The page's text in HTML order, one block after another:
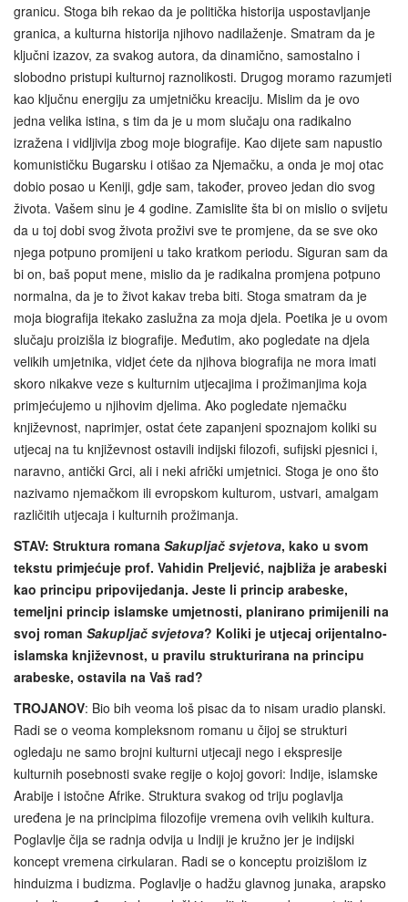
granicu. Stoga bih rekao da je politička historija uspostavljanje
granica, a kulturna historija njihovo nadilaženje. Smatram da je
ključni izazov, za svakog autora, da dinamično, samostalno i
slobodno pristupi kulturnoj raznolikosti. Drugog moramo razumjeti
kao ključnu energiju za umjetničku kreaciju. Mislim da je ovo
jedna velika istina, s tim da je u mom slučaju ona radikalno
izražena i vidljivija zbog moje biografije. Kao dijete sam napustio
komunističku Bugarsku i otišao za Njemačku, a onda je moj otac
dobio posao u Keniji, gdje sam, također, proveo jedan dio svog
života. Vašem sinu je 4 godine. Zamislite šta bi on mislio o svijetu
da u toj dobi svog života proživi sve te promjene, da se sve oko
njega potpuno promijeni u tako kratkom periodu. Siguran sam da
bi on, baš poput mene, mislio da je radikalna promjena potpuno
normalna, da je to život kakav treba biti. Stoga smatram da je
moja biografija itekako zaslužna za moja djela. Poetika je u ovom
slučaju proizišla iz biografije. Međutim, ako pogledate na djela
velikih umjetnika, vidjet ćete da njihova biografija ne mora imati
skoro nikakve veze s kulturnim utjecajima i prožimanjima koja
primjećujemo u njihovim djelima. Ako pogledate njemačku
književnost, naprimjer, ostat ćete zapanjeni spoznajom koliki su
utjecaj na tu književnost ostavili indijski filozofi, sufijski pjesnici i,
naravno, antički Grci, ali i neki afrički umjetnici. Stoga je ono što
nazivamo njemačkom ili evropskom kulturom, ustvari, amalgam
različitih utjecaja i kulturnih prožimanja.
STAV: Struktura romana Sakupljač svjetova, kako u svom
tekstu primjećuje prof. Vahidin Preljević, najbliža je arabeski
kao principu pripovijedanja. Jeste li princip arabeske,
temeljni princip islamske umjetnosti, planirano primijenili na
svoj roman Sakupljač svjetova? Koliki je utjecaj orijentalno-
islamska književnost, u pravilu strukturirana na principu
arabeske, ostavila na Vaš rad?
TROJANOV: Bio bih veoma loš pisac da to nisam uradio planski.
Radi se o veoma kompleksnom romanu u čijoj se strukturi
ogledaju ne samo brojni kulturni utjecaji nego i ekspresije
kulturnih posebnosti svake regije o kojoj govori: Indije, islamske
Arabije i istočne Afrike. Struktura svakog od triju poglavlja
uređena je na principima filozofije vremena ovih velikih kultura.
Poglavlje čija se radnja odvija u Indiji je kružno jer je indijski
koncept vremena cirkularan. Radi se o konceptu proizišlom iz
hinduizma i budizma. Poglavlje o hadžu glavnog junaka, arapsko